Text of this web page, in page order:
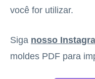
você for utilizar.
Siga nosso
moldes PDF para